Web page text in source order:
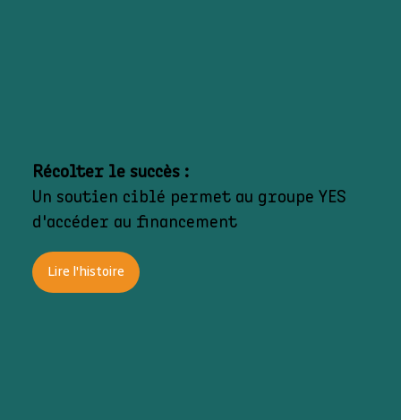
Récolter le succès :
Un soutien ciblé permet au groupe YES
d'accéder au financement
Lire l'histoire